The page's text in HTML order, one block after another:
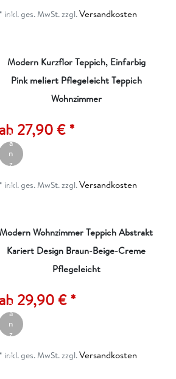
g
* inkl. ges. MwSt.zzgl.Versandkosten
Modern Kurzflor Teppich, Einfarbig
Pink meliert Pflegeleicht Teppich
Wohnzimmer
ab 27,90 € *
ik
el
a
n
z
g
* inkl. ges. MwSt.zzgl.Versandkosten
Modern Wohnzimmer Teppich Abstrakt
Kariert Design Braun-Beige-Creme
Pflegeleicht
ab 29,90 € *
ik
el
a
n
z
g
* inkl. ges. MwSt.zzgl.Versandkosten